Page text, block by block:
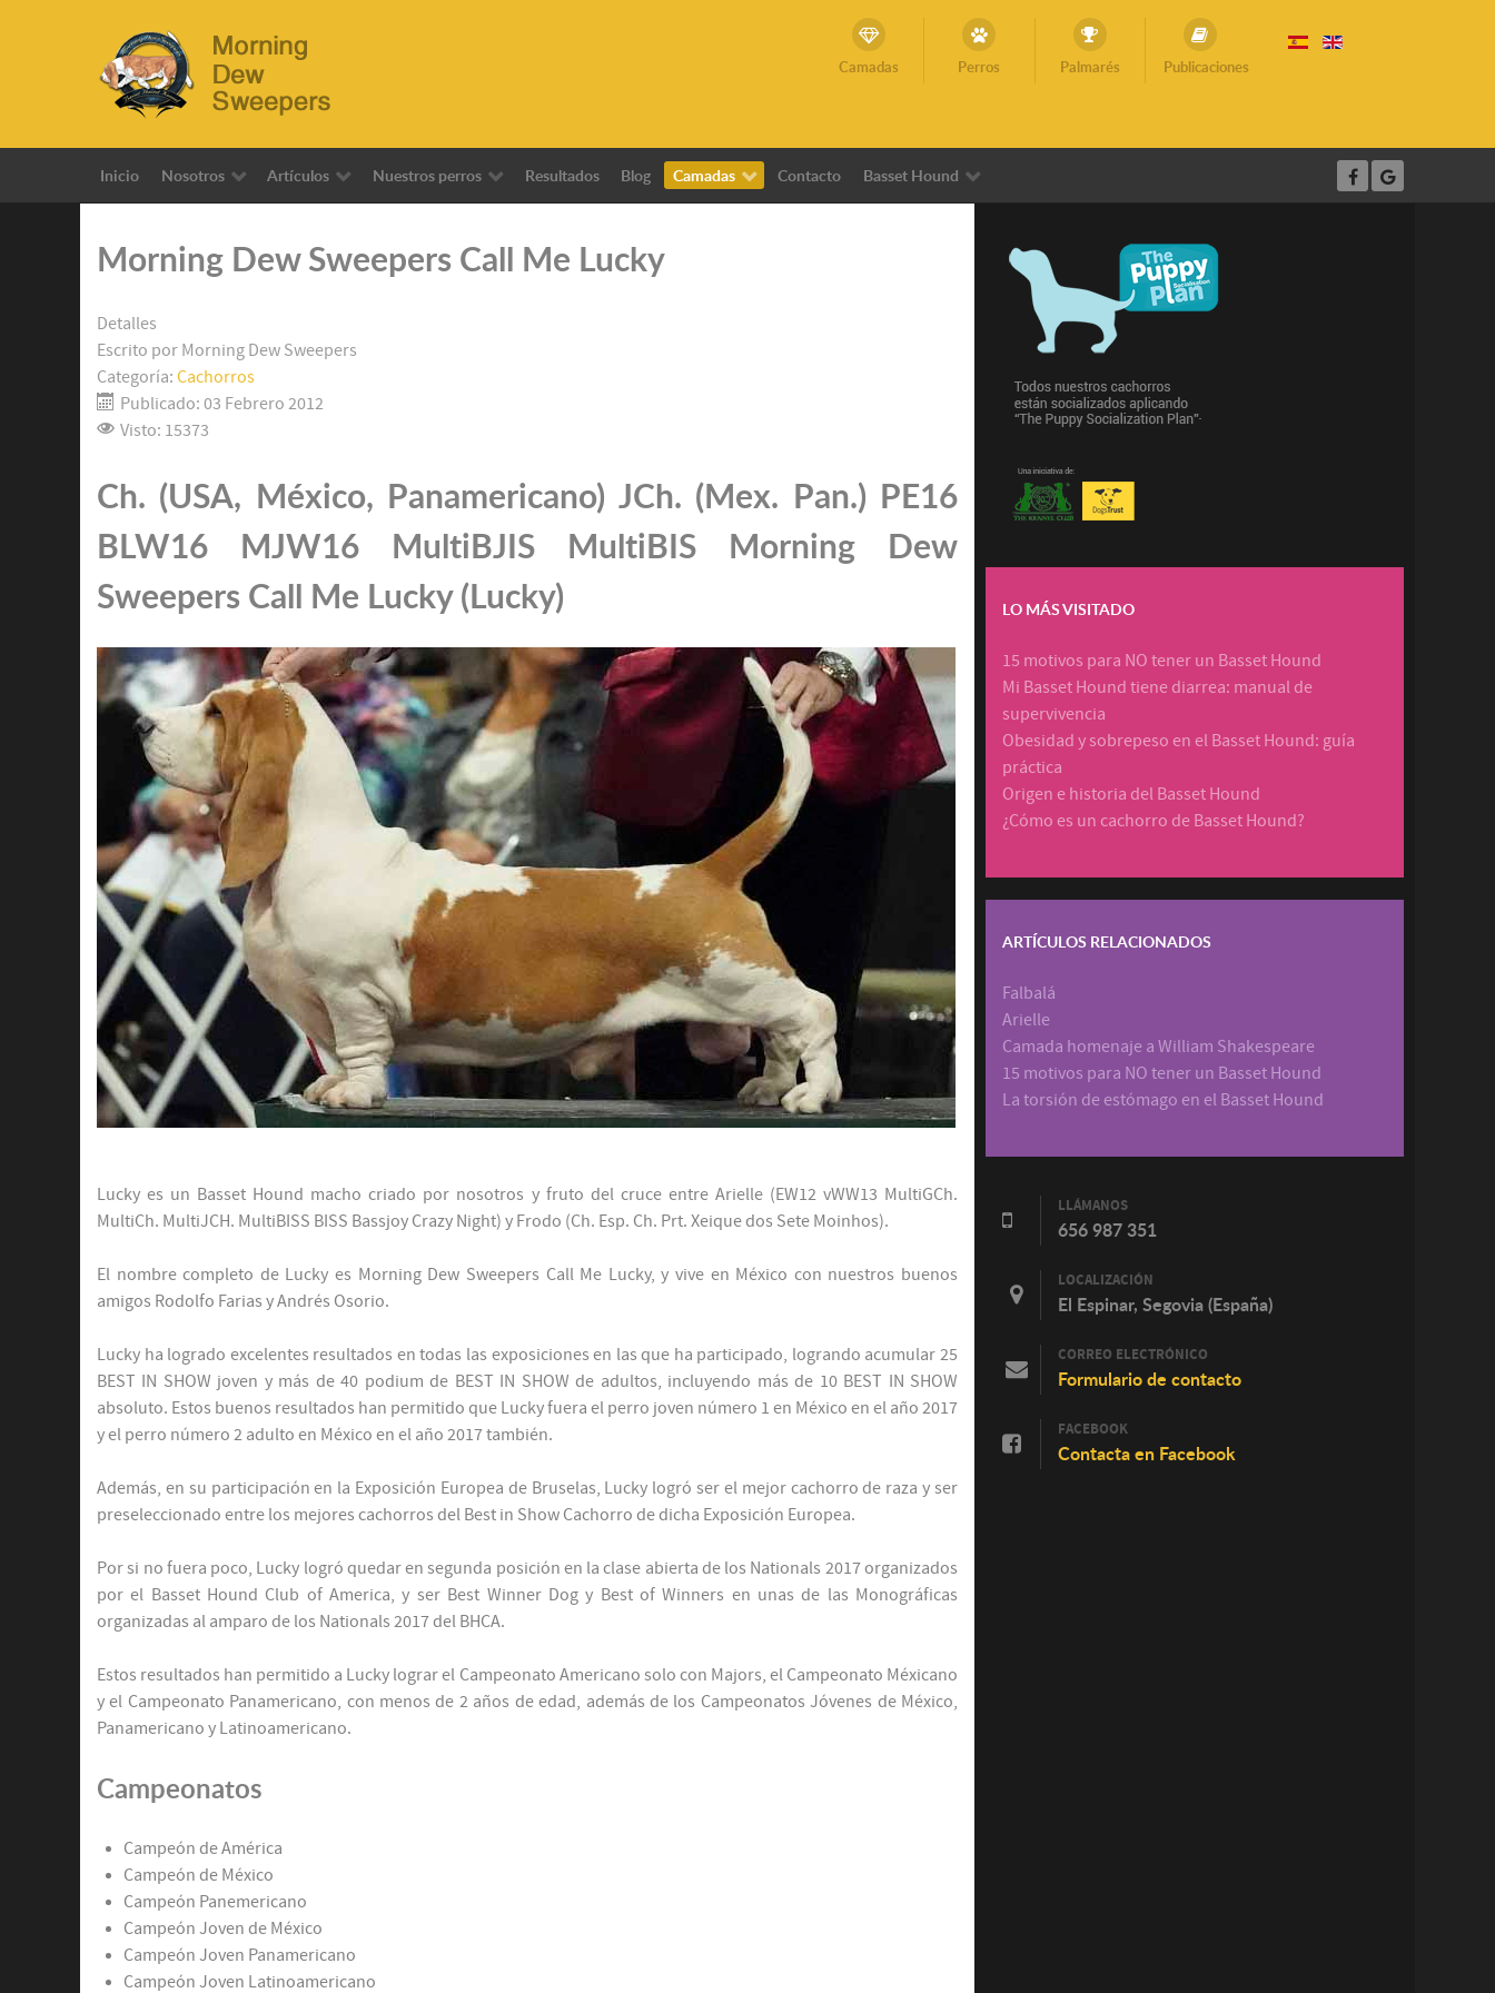
Camadas Perros Palmarés Publicaciones
Inicio Nosotros Artículos Nuestros perros Resultados Blog Camadas Contacto Basset Hound
Morning Dew Sweepers Call Me Lucky
Detalles
Escrito por Morning Dew Sweepers
Categoría: Cachorros
Publicado: 03 Febrero 2012
Visto: 15373
Ch. (USA, México, Panamericano) JCh. (Mex. Pan.) PE16
BLW16 MJW16 MultiBJIS MultiBIS Morning Dew
Sweepers Call Me Lucky (Lucky)
Lucky es un Basset Hound macho criado por nosotros y fruto del cruce entre Arielle (EW12 vWW13 MultiGCh.
MultiCh. MultiJCH. MultiBISS BISS Bassjoy Crazy Night) y Frodo (Ch. Esp. Ch. Prt. Xeique dos Sete Moinhos).
El nombre completo de Lucky es Morning Dew Sweepers Call Me Lucky, y vive en México con nuestros buenos
amigos Rodolfo Farias y Andrés Osorio.
Lucky ha logrado excelentes resultados en todas las exposiciones en las que ha participado, logrando acumular 25
BEST IN SHOW joven y más de 40 podium de BEST IN SHOW de adultos, incluyendo más de 10 BEST IN SHOW
absoluto. Estos buenos resultados han permitido que Lucky fuera el perro joven número 1 en México en el año 2017
y el perro número 2 adulto en México en el año 2017 también.
Además, en su participación en la Exposición Europea de Bruselas, Lucky logró ser el mejor cachorro de raza y ser
preseleccionado entre los mejores cachorros del Best in Show Cachorro de dicha Exposición Europea.
Por si no fuera poco, Lucky logró quedar en segunda posición en la clase abierta de los Nationals 2017 organizados
por el Basset Hound Club of America, y ser Best Winner Dog y Best of Winners en unas de las Monográficas
organizadas al amparo de los Nationals 2017 del BHCA.
Estos resultados han permitido a Lucky lograr el Campeonato Americano solo con Majors, el Campeonato Méxicano
y el Campeonato Panamericano, con menos de 2 años de edad, además de los Campeonatos Jóvenes de México,
Panamericano y Latinoamericano.
Campeonatos
Campeón de América
Campeón de México
Campeón Panemericano
Campeón Joven de México
Campeón Joven Panamericano
Campeón Joven Latinoamericano
LO MÁS VISITADO
15 motivos para NO tener un Basset Hound
Mi Basset Hound tiene diarrea: manual de
supervivencia
Obesidad y sobrepeso en el Basset Hound: guía
práctica
Origen e historia del Basset Hound
¿Cómo es un cachorro de Basset Hound?
ARTÍCULOS RELACIONADOS
Falbalá
Arielle
Camada homenaje a William Shakespeare
15 motivos para NO tener un Basset Hound
La torsión de estómago en el Basset Hound
LLÁMANOS
656 987 351
LOCALIZACIÓN
El Espinar, Segovia (España)
CORREO ELECTRÓNICO
Formulario de contacto
FACEBOOK
Contacta en Facebook